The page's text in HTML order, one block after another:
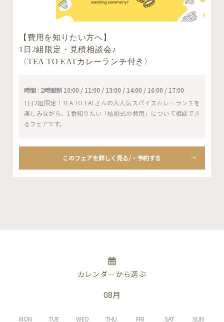
【費用を知りたい方へ】
1日2組限定・見積相談会♪
〈TEA TO EATカレーランチ付き〉
時間 : 2時間制 10:00 / 11:00 / 13:00 / 14:00 / 16:00 / 17:00
1日2組限定！TEA TO EATさんの大人気スパイスカレーランチを
楽しみながら、1番知りたい「結婚式の費用」について相談でき
るフェアです。
このフェアを詳しく見る/・予約する
カレンダーから選ぶ
08月
MON TUE WED THU FRI SAT SUN